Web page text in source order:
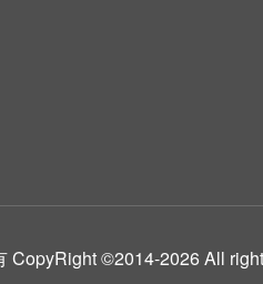
CopyRight ©2014-2026 All